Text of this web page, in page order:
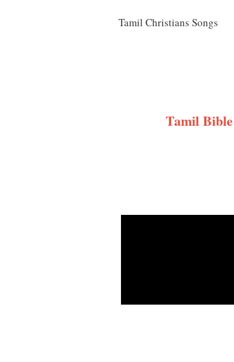
Tamil Christians Songs
Tamil Bible